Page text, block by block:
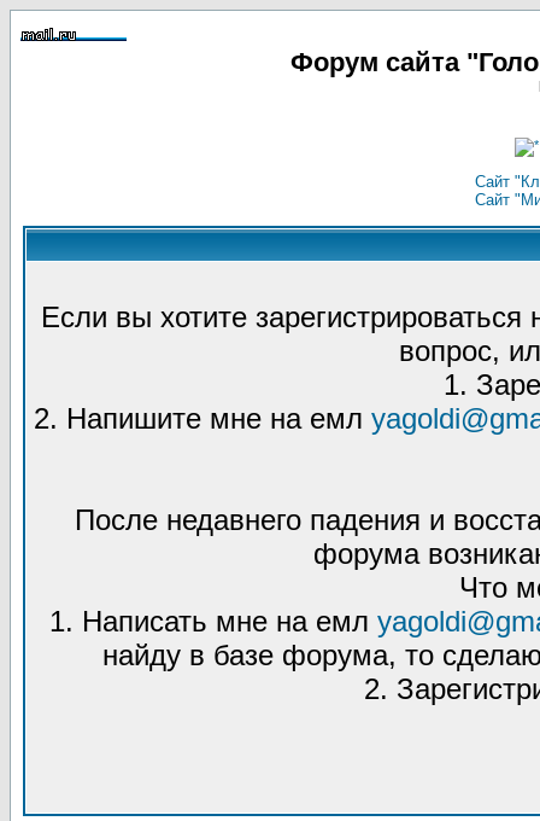
Форум сайта
Сайт
Сайт
Если вы хотите
вопрос,
1.
2. Напишите мне на емл
После недавнего падения и
форума
Что
1. Написать мне на емл
найду в базе форума, то
2.